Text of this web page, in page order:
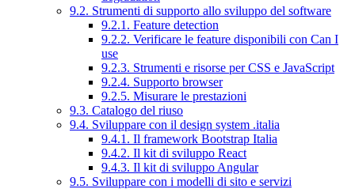
9.2. Strumenti di supporto allo sviluppo del software
9.2.1. Feature detection
9.2.2. Verificare le feature disponibili con Can I
use
9.2.3. Strumenti e risorse per CSS e JavaScript
9.2.4. Supporto browser
9.2.5. Misurare le prestazioni
9.3. Catalogo del riuso
9.4. Sviluppare con il design system .italia
9.4.1. Il framework Bootstrap Italia
9.4.2. Il kit di sviluppo React
9.4.3. Il kit di sviluppo Angular
9.5. Sviluppare con i modelli di sito e servizi